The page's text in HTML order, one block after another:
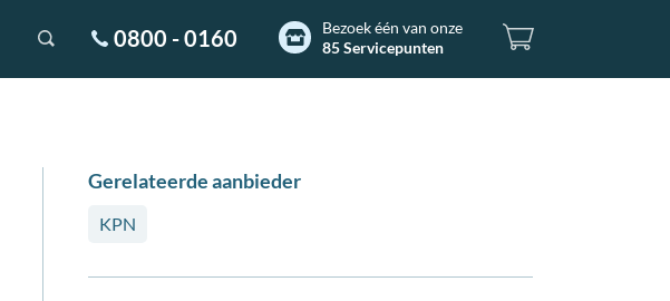
0800 - 0160
Bezoek één van onze
85 Servicepunten
Gerelateerde aanbieder
KPN